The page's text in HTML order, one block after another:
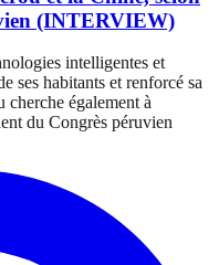
(INTERVIEW)
intelligentes et
ses habitants et renforcé sa
également à
du Congrès péruvien